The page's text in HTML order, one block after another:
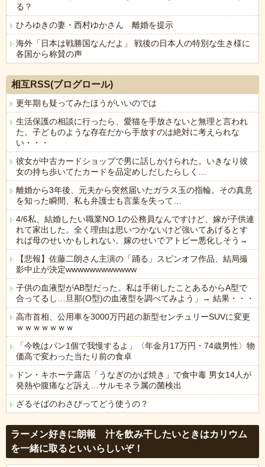
る？
ひろゆきの妻・西村ゆかさん 離婚を提示
海外「日本は戦勝国なんだよ」 戦後の日本人の特別な生き様に
各国から称賛の声
相互RSS(ブログロール)
更年期も疑ってみたほうがいいのでは
生活保護の相談に行ったら、愛猫を手放さないと無理と言われ
た。子どものような存在だから手放すのは絶対に考えられな
い・・・
彼女が中古カードショップで男に話しかけられた。いきなり彼
女の持ち歩いてたカードを品定めしだしたらしく…
離婚から3年後、元夫から突然届いたガラス玉の指輪。その真意
を知った瞬間、私も弁護士も言葉を失って…
4/6私、結婚したい職業NO.1の公務員なんですけど、嫁が子供連
れて家出した。全く理由は思いつかないけど強いてあげるとす
れば母のせいかもしれない。嫁のせいでアトピー悪化しそう→
【悲報】佐藤二朗さん主演の「踊る」スピンオフ作品、結局撮
影中止が決定wwwwwwwwwwww
子供の血液型がAB型だった。私は手術したことあるからA型で
合ってるし…旦那(O型)の血液型を調べてみよう」→ 結果・・・
高市首相、公用車を3000万円超の新型センチュリーSUVに変更
ｗｗｗｗｗｗｗ
「今晩はパン1個で我慢するよ」〈年金月17万円・74歳男性〉物
価高で変わった当たり前の食卓
ドン・キホーテ露店「うなぎのかば焼き」で食中毒 男女14人が
発熱や腹痛など訴え…サルモネラ属の菌検出
ざるそばのわさびってどう使うの？
ラーメン好きに朗報 汁を飲み干したいときはカリウム
を一緒に取るといいらしいぞ！